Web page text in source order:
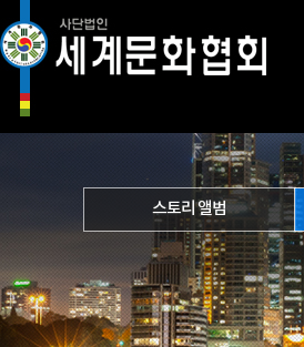
스토리 앨범